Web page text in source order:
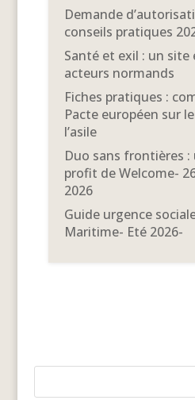
Demande
conseils pratiques
Santé et exil : un site
acteurs normands
Fiches pratiques :
Pacte européen sur
l’asile
Duo sans frontières
profit de Welcome-
2026
Guide urgence
Maritime- Eté 2026-